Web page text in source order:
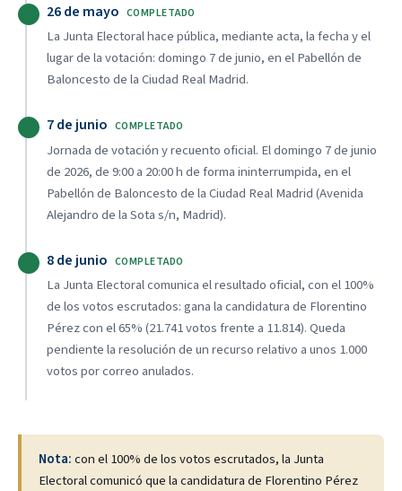
26 de mayo COMPLETADO
La Junta Electoral hace pública, mediante acta, la fecha y el
lugar de la votación: domingo 7 de junio, en el Pabellón de
Baloncesto de la Ciudad Real Madrid.
7 de junio COMPLETADO
Jornada de votación y recuento oficial. El domingo 7 de junio
de 2026, de 9:00 a 20:00 h de forma ininterrumpida, en el
Pabellón de Baloncesto de la Ciudad Real Madrid (Avenida
Alejandro de la Sota s/n, Madrid).
8 de junio COMPLETADO
La Junta Electoral comunica el resultado oficial, con el 100%
de los votos escrutados: gana la candidatura de Florentino
Pérez con el 65% (21.741 votos frente a 11.814). Queda
pendiente la resolución de un recurso relativo a unos 1.000
votos por correo anulados.
Nota:con el 100% de los votos escrutados, la Junta
Electoral comunicó que la candidatura de Florentino Pérez